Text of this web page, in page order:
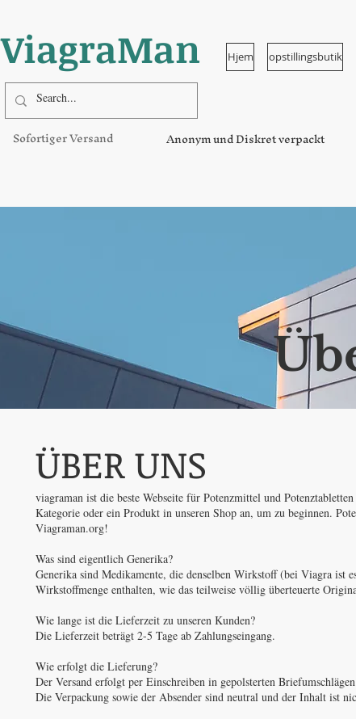
ViagraMan Hjem opstillingsbutik
Sofortiger Versand Anonym und Diskret verpackt
ÜBER UNS
viagraman ist die beste Webseite für Potenzmittel und
Kategorie oder ein Produkt in unseren Shop an, um zu beginnen.
Viagraman.org!
Was sind eigentlich Generika?
Generika sind Medikamente, die denselben Wirkstoff (bei Viagra
Wirkstoffmenge enthalten, wie das teilweise völlig überteuerte
Wie lange ist die Lieferzeit zu unseren Kunden?
Die Lieferzeit beträgt 2-5 Tage ab Zahlungseingang.
Wie erfolgt die Lieferung?
Der Versand erfolgt per Einschreiben in gepolsterten
Die Verpackung sowie der Absender sind neutral und der Inhalt ist